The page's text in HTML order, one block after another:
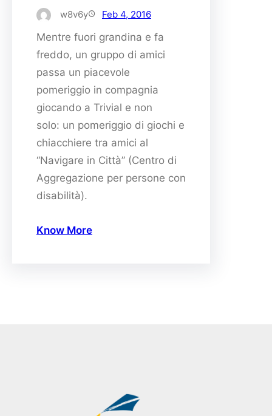
w8v6y Feb 4, 2016
Mentre fuori grandina e fa
freddo, un gruppo di amici
passa un piacevole
pomeriggio in compagnia
giocando a Trivial e non
solo: un pomeriggio di giochi e
chiacchiere tra amici al
“Navigare in Città” (Centro di
Aggregazione per persone con
disabilità).
Know More